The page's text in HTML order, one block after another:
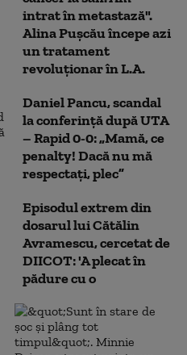
intrat în metastază".
Alina Pușcău începe azi
un tratament
revoluționar în L.A.
Daniel Pancu, scandal
la conferință după UTA
– Rapid 0-0: „Mamă, ce
penalty! Dacă nu mă
respectați, plec”
Episodul extrem din
dosarul lui Cătălin
Avramescu, cercetat de
DIICOT: 'A plecat în
pădure cu o